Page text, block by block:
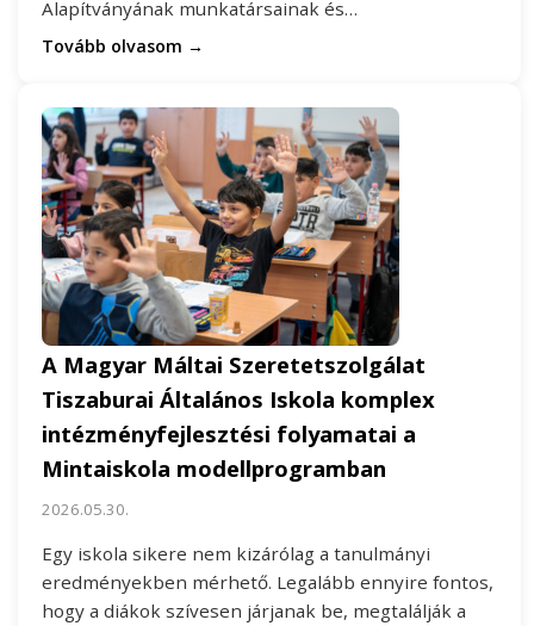
Alapítványának munkatársainak és…
Tovább olvasom →
A Magyar Máltai Szeretetszolgálat
Tiszaburai Általános Iskola komplex
intézményfejlesztési folyamatai a
Mintaiskola modellprogramban
2026.05.30.
Egy iskola sikere nem kizárólag a tanulmányi
eredményekben mérhető. Legalább ennyire fontos,
hogy a diákok szívesen járjanak be, megtalálják a